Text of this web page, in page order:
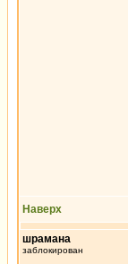
Наверх
шрамана
заблокирован